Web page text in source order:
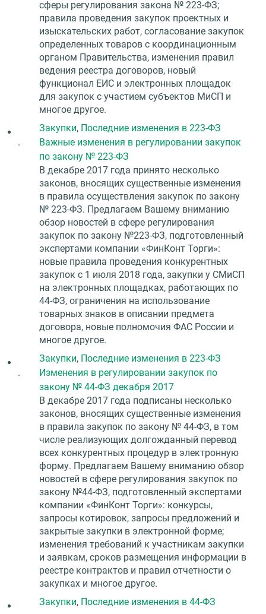
сферы регулирования закона № 223-ФЗ;
правила проведения закупок проектных и
изыскательских работ, согласование закупок
определенных товаров с координационным
органом Правительства, изменения правил
ведения реестра договоров, новый
функционал ЕИС и электронных площадок
для закупок с участием субъектов МиСП и
многое другое.
Закупки, Последние изменения в 223-ФЗ
.
Важные изменения в регулировании закупок
по закону № 223-ФЗ
В декабре 2017 года принято несколько
законов, вносящих существенные изменения
в правила осуществления закупок по закону
№ 223-ФЗ. Предлагаем Вашему вниманию
обзор новостей в сфере регулирования
закупок по закону №223-ФЗ, подготовленный
экспертами компании «ФинКонт Торги»:
новые правила проведения конкурентных
закупок с 1 июля 2018 года, закупки у СМиСП
на электронных площадках, работающих по
44-ФЗ, ограничения на использование
товарных знаков в описании предмета
договора, новые полномочия ФАС России и
многое другое.
Закупки, Последние изменения в 223-ФЗ
.
Изменения в регулировании закупок по
закону № 44-ФЗ декабря 2017
В декабре 2017 года подписаны несколько
законов, вносящих существенные изменения
в правила закупок по закону № 44-ФЗ, в том
числе реализующих долгожданный перевод
всех конкурентных процедур в электронную
форму. Предлагаем Вашему вниманию обзор
новостей в сфере регулирования закупок по
закону №44-ФЗ, подготовленный экспертами
компании «ФинКонт Торги»: конкурсы,
запросы котировок, запросы предложений и
закрытые закупки в электронной форме;
изменения требований к участникам закупки
и заявкам, сроков размещения информации в
реестре контрактов и правил отчетности о
закупках и многое другое.
Закупки, Последние изменения в 44-ФЗ